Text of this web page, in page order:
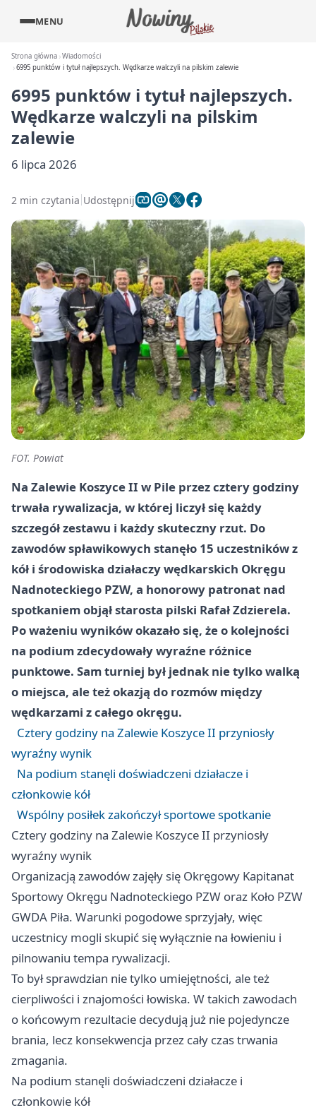
MENU
Strona główna Wiadomości
6995 punktów i tytuł najlepszych. Wędkarze walczyli na pilskim zalewie
6995 punktów i tytuł najlepszych.
Wędkarze walczyli na pilskim
zalewie
6 lipca 2026
2 min czytania Udostępnij
FOT. Powiat
Na Zalewie Koszyce II w Pile przez cztery godziny
trwała rywalizacja, w której liczył się każdy
szczegół zestawu i każdy skuteczny rzut. Do
zawodów spławikowych stanęło 15 uczestników z
kół i środowiska działaczy wędkarskich Okręgu
Nadnoteckiego PZW, a honorowy patronat nad
spotkaniem objął starosta pilski Rafał Zdzierela.
Po ważeniu wyników okazało się, że o kolejności
na podium zdecydowały wyraźne różnice
punktowe. Sam turniej był jednak nie tylko walką
o miejsca, ale też okazją do rozmów między
wędkarzami z całego okręgu.
Cztery godziny na Zalewie Koszyce II przyniosły
wyraźny wynik
Na podium stanęli doświadczeni działacze i
członkowie kół
Wspólny posiłek zakończył sportowe spotkanie
Cztery godziny na Zalewie Koszyce II przyniosły
wyraźny wynik
Organizacją zawodów zajęły się Okręgowy Kapitanat
Sportowy Okręgu Nadnoteckiego PZW oraz Koło PZW
GWDA Piła. Warunki pogodowe sprzyjały, więc
uczestnicy mogli skupić się wyłącznie na łowieniu i
pilnowaniu tempa rywalizacji.
To był sprawdzian nie tylko umiejętności, ale też
cierpliwości i znajomości łowiska. W takich zawodach
o końcowym rezultacie decydują już nie pojedyncze
brania, lecz konsekwencja przez cały czas trwania
zmagania.
Na podium stanęli doświadczeni działacze i
członkowie kół